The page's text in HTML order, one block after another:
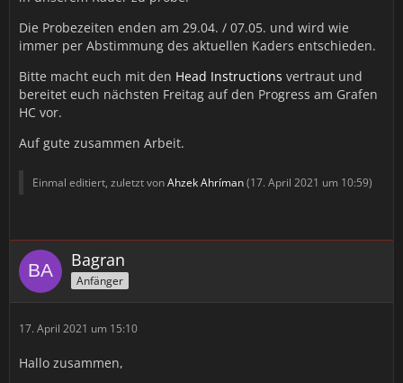
Die Probezeiten enden am 29.04. / 07.05. und wird wie
immer per Abstimmung des aktuellen Kaders entschieden.
Bitte macht euch mit den Head Instructions vertraut und
bereitet euch nächsten Freitag auf den Progress am Grafen
HC vor.
Auf gute zusammen Arbeit.
Einmal editiert, zuletzt vonAhzek Ahríman(17. April 2021 um 10:59)
Bagran
Anfänger
17. April 2021 um 15:10
Hallo zusammen,